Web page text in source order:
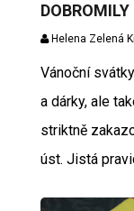
DOBROMILY
Helena Zelená
Vánoční
a dárky, ale
striktně
úst. Jistá